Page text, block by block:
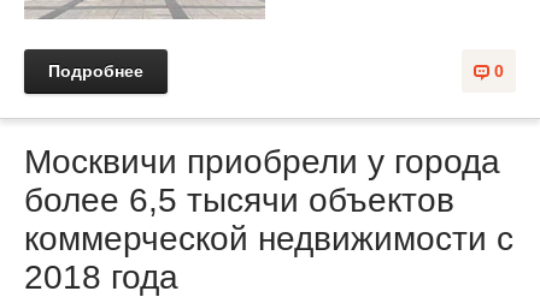
0
Подробнее
Москвичи приобрели у города
более 6,5 тысячи объектов
коммерческой недвижимости с
2018 года